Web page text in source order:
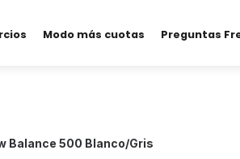
Modo más cuotas Preguntas
Balance 500 Blanco/Gris